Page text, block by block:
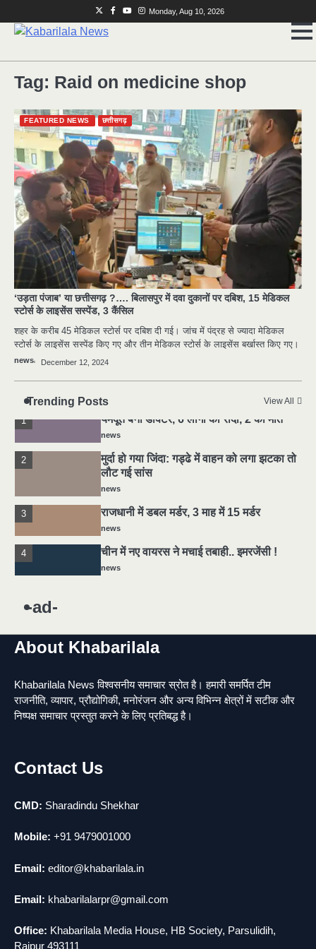
to
TwitterFacebookYoutubeInstagram
Monday, Aug 10, 2026
Tag: Raid on medicine shop
FEATURED NEWS छत्तीसगढ़
‘उड़ता पंजाब’ या छत्तीसगढ़ ?…. बिलासपुर में दवा दुकानों पर दबिश, 15 मेडिकल
स्टोर्स के लाइसेंस सस्पेंड, 3 कैंसिल
शहर के करीब 45 मेडिकल स्टोर्स पर दबिश दी गई। जांच में पंद्रह से ज्यादा मेडिकल
स्टोर्स के लाइसेंस सस्पेंड किए गए और तीन मेडिकल स्टोर्स के लाइसेंस बर्खास्त किए गए।
news December 12, 2024
Trending Posts View All
2
मुर्दा हो गया जिंदा: गड्ढे में वाहन को लगा झटका तो
लौट गई सांस
news
3 राजधानी में डबल मर्डर, 3 माह में 15 मर्डर
news
चीन में नए वायरस ने मचाई तबाही.. इमरजेंसी !
news
5
1 यमदूत बना डॉक्टर, 6 लोगों को रौंदा, 2 की मौत
news
2
मुर्दा हो गया जिंदा: गड्ढे में वाहन को लगा झटका तो
लौट गई सांस
news
3 राजधानी में डबल मर्डर, 3 माह में 15 मर्डर
news
4 चीन में नए वायरस ने मचाई तबाही.. इमरजेंसी !
news
1 यमदूत बना डॉक्टर, 6 लोगों को रौंदा, 2 की मौत
2
मुर्दा हो गया जिंदा: गड्ढे में वाहन को लगा झटका तो
लौट गई सांस
news
-ad-
About Khabarilala
Khabarilala News विश्वसनीय समाचार स्रोत है। हमारी समर्पित टीम
राजनीति, व्यापार, प्रौद्योगिकी, मनोरंजन और अन्य विभिन्न क्षेत्रों में सटीक और
निष्पक्ष समाचार प्रस्तुत करने के लिए प्रतिबद्ध है।
Contact Us
CMD: Sharadindu Shekhar
Mobile: +91 9479001000
Email: editor@khabarilala.in
Email: khabarilalarpr@gmail.com
Office: Khabarilala Media House, HB Society, Parsulidih,
Raipur 493111